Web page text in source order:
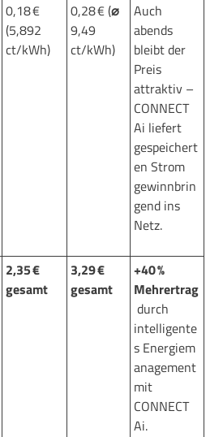
0,18 €
(5,892
ct/kWh)
0,28 € (⌀
9,49
ct/kWh)
Auch
abends
bleibt der
Preis
attraktiv –
CONNECT
Ai liefert
gespeichert
en Strom
gewinnbrin
gend ins
Netz.
2,35 €
gesamt
3,29 €
gesamt
+40 %
Mehrertrag
durch
intelligente
s Energiem
anagement
mit
CONNECT
Ai.